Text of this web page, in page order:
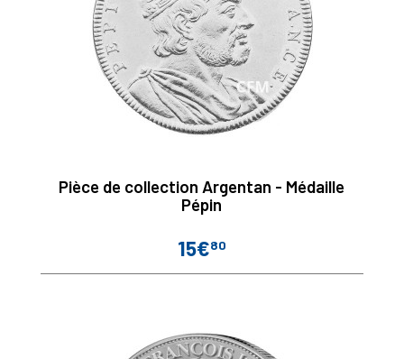
Pièce de collection Argentan - Médaille
Pépin
Prix
15€80